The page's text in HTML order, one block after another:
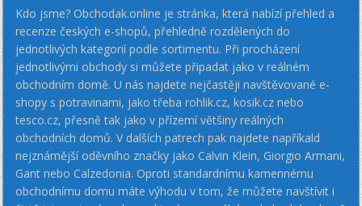
Kdo jsme? Obchodak.online je stránka, která nabízí přehled a
recenze českých e-shopů, přehledně rozdělených do
jednotlivých kategorií podle sortimentu. Při procházení
jednotlivými obchody si můžete připadat jako v reálném
obchodním domě. U nás najdete nejčastěji navštěvované e-
shopy s potravinami, jako třeba rohlik.cz, kosik.cz nebo
tesco.cz, přesně tak jako v přízemí většiny reálných
obchodních domů. V dalších patrech pak najdete napříkald
nejznámější oděvního značky jako Calvin Klein, Giorgio Armani,
Gant nebo Calzedonia. Oproti standardnímu kamennému
obchodnímu domu máte výhodu v tom, že můžete navštívit i